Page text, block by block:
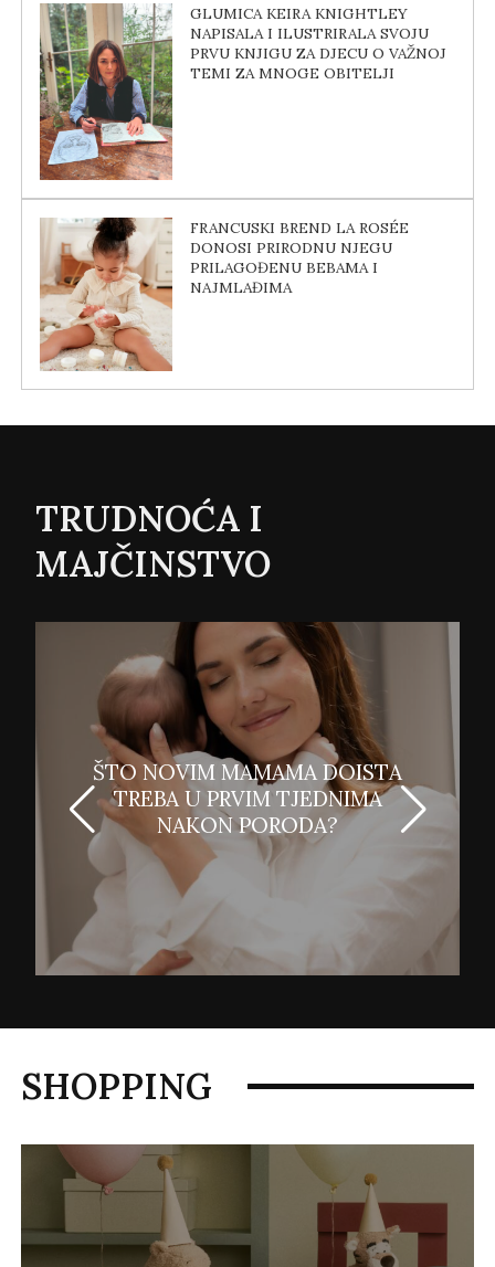
GLUMICA KEIRA KNIGHTLEY
NAPISALA I ILUSTRIRALA SVOJU
PRVU KNJIGU ZA DJECU O VAŽNOJ
TEMI ZA MNOGE OBITELJI
FRANCUSKI BREND LA ROSÉE
DONOSI PRIRODNU NJEGU
PRILAGOĐENU BEBAMA I
NAJMLAĐIMA
TRUDNOĆA I
MAJČINSTVO
ŠTO NOVIM MAMAMA DOISTA
TREBA U PRVIM TJEDNIMA
NAKON PORODA?
SHOPPING